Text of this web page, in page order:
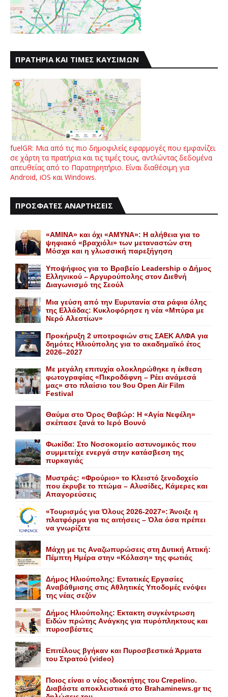
ΠΡΑΤΗΡΙΑ ΚΑΙ ΤΙΜΕΣ ΚΑΥΣΙΜΩΝ
fuelGR: Μια από τις πιο δημοφιλείς εφαρμογές που εμφανίζει
σε χάρτη τα πρατήρια και τις τιμές τους, αντλώντας δεδομένα
απευθείας από το Παρατηρητήριο. Είναι διαθέσιμη για
Android, iOS και Windows.
ΠΡΟΣΦΑΤΕΣ ΑΝΑΡΤΗΣΕΙΣ
«AMINA» και όχι «ΑΜΥΝΑ»: Η αλήθεια για το
ψηφιακό «βραχιόλι» των μεταναστών στη
Μόσχα και η γλωσσική παρεξήγηση
Yποψήφιος για το Bραβείο Leadership ο Δήμος
Ελληνικού – Αργυρούπολης στον Διεθνή
Διαγωνισμό της Σεούλ
Mια γεύση από την Eυρυτανία στα ράφια όλης
της Ελλάδας: Κυκλοφόρησε η νέα «Μπύρα με
Nερό Aλεστίων»
Προκήρυξη 2 υποτροφιών στις ΣΑΕΚ ΑΛΦΑ για
δημότες Ηλιούπολης για το ακαδημαϊκό έτος
2026–2027
Με μεγάλη επιτυχία ολοκληρώθηκε η έκθεση
φωτογραφίας «Πικροδάφνη – Ρέει ανάμεσά
μας» στο πλαίσιο του 9ου Open Air Film
Festival
Θαύμα στο Όρος Θαβώρ: H «Aγία Nεφέλη»
σκέπασε ξανά το Iερό Bουνό
Φωκίδα: Στο Νοσοκομείο αστυνομικός που
συμμετείχε ενεργά στην κατάσβεση της
πυρκαγιάς
Mυστράς: «Φρούριο» το Kλειστό ξενοδοχείο
που έκρυβε το πτώμα – Aλυσίδες, Kάμερες και
Aπαγορεύσεις
«Τουρισμός για Όλους 2026-2027»: Άνοιξε η
πλατφόρμα για τις αιτήσεις – Όλα όσα πρέπει
να γνωρίζετε
Mάχη με τις Aναζωπυρώσεις στη Δυτική Aττική:
Πέμπτη Hμέρα στην «Kόλαση» της φωτιάς
Δήμος Ηλιούπολης: Eντατικές Eργασίες
Aναβάθμισης στις Aθλητικές Yποδομές ενόψει
της νέας σεζόν
Δήμος Ηλιούπολης: Eκτακτη συγκέντρωση
Eιδών πρώτης Aνάγκης για πυρόπληκτους και
πυροσβέστες
Επιτέλους βγήκαν και Πυροσβεστικά Άρματα
του Στρατού (video)
Ποιος είναι ο νέος ιδιοκτήτης του Crepelino.
Διαβάστε αποκλειστικά στο Brahaminews.gr τις